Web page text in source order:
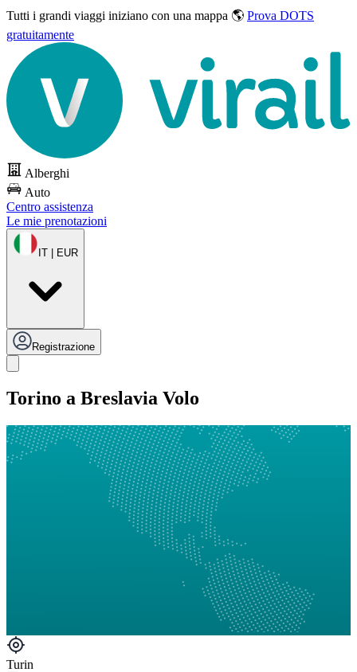
Tutti i grandi viaggi iniziano con una mappa 🌎 Prova DOTS
gratuitamente
Alberghi
Auto
Centro assistenza
Le mie prenotazioni
IT | EUR
Registrazione
Torino a Breslavia Volo
Turin